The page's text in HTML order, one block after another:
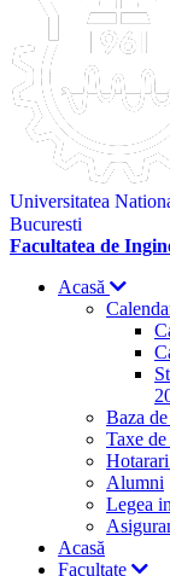
Universitatea
Bucuresti
Facultatea de
Acasă
Baza
Taxe
Alumni
Legea
Acasă
Facultate